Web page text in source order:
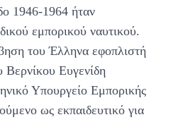
1946-1964 ήταν
εμπορικού ναυτικού.
του Έλληνα εφοπλιστή
Βερνίκου Ευγενίδη
Υπουργείο Εμπορικής
ως εκπαιδευτικό για